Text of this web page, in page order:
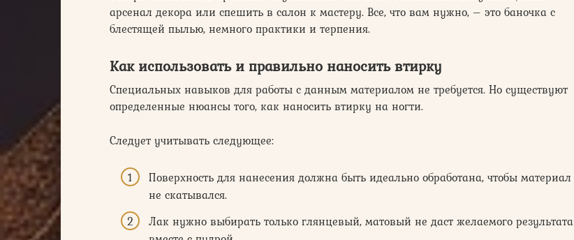
арсенал декора или спешить в салон к мастеру. Все, что вам нужно, – это баночка с
блестящей пылью, немного практики и терпения.
Как использовать и правильно наносить втирку
Специальных навыков для работы с данным материалом не требуется. Но существуют
определенные нюансы того, как наносить втирку на ногти.
Следует учитывать следующее:
Поверхность для нанесения должна быть идеально обработана, чтобы материал
не скатывался.
Лак нужно выбирать только глянцевый, матовый не даст желаемого результата